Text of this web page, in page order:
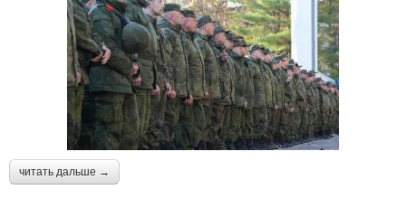
читать дальше →